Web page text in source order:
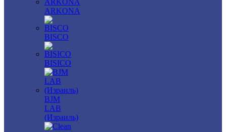
ARKONA
BISCO
BISICO
BJM
LAB
(Израиль)